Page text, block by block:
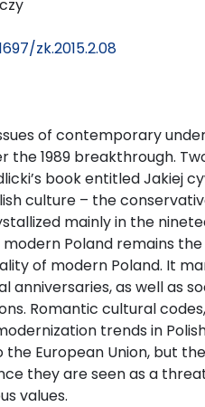
zk.2015.2.08
of contemporary
1989 breakthrough.
book entitled Jakiej
culture – the
mainly in the
Poland remains
of modern Poland. It
anniversaries, as well as
Romantic cultural
trends in
the European Union, but
they are seen as a
values.